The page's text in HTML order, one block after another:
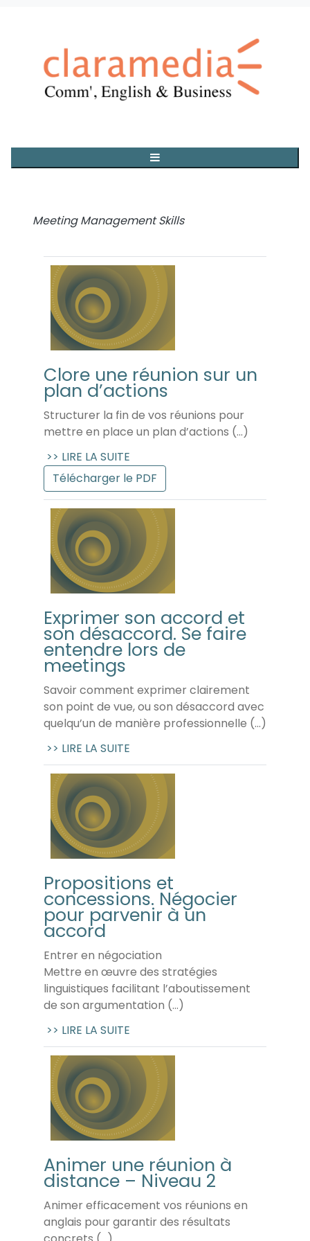
Meeting Management Skills
Clore une réunion sur un
plan d’actions
Structurer la fin de vos réunions pour
mettre en place un plan d’actions (...)
>> LIRE LA SUITE
Télécharger le PDF
Exprimer son accord et
son désaccord. Se faire
entendre lors de
meetings
Savoir comment exprimer clairement
son point de vue, ou son désaccord avec
quelqu’un de manière professionnelle (...)
>> LIRE LA SUITE
Propositions et
concessions. Négocier
pour parvenir à un
accord
Entrer en négociation
Mettre en œuvre des stratégies
linguistiques facilitant l’aboutissement
de son argumentation (...)
>> LIRE LA SUITE
Animer une réunion à
distance – Niveau 2
Animer efficacement vos réunions en
anglais pour garantir des résultats